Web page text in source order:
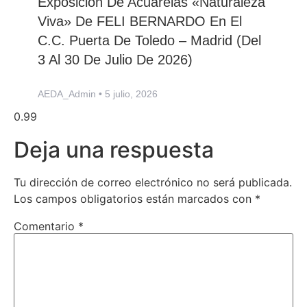
Viva» De FELI BERNARDO En El
C.C. Puerta De Toledo – Madrid (del
3 Al 30 De Julio De 2026)
AEDA_Admin 5 julio, 2026
Deja una respuesta
Tu dirección de correo electrónico no será publicada.
Los campos obligatorios están marcados con *
Comentario *